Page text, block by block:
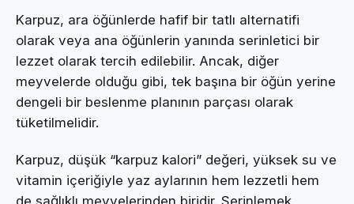
Karpuz, ara öğünlerde hafif bir tatlı alternatifi
olarak veya ana öğünlerin yanında serinletici bir
lezzet olarak tercih edilebilir. Ancak, diğer
meyvelerde olduğu gibi, tek başına bir öğün yerine
dengeli bir beslenme planının parçası olarak
tüketilmelidir.
Karpuz, düşük “karpuz kalori” değeri, yüksek su ve
vitamin içeriğiyle yaz aylarının hem lezzetli hem
de sağlıklı meyvelerinden biridir. Serinlemek,